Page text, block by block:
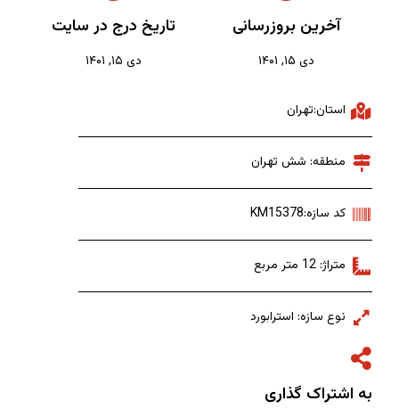
آخرین بروزرسانی
دی ۱۵, ۱۴۰۱
تاریخ درج در سایت
دی ۱۵, ۱۴۰۱
استان:تهران
منطقه: شش تهران
کد سازه:KM15378
متراژ: 12 متر مربع
نوع سازه: استرابورد
به اشتراک گذاری